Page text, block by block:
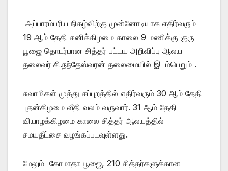
அப்பாரம்பரிய நிகழ்விற்கு முன்னோடியாக எதிர்வரும்
19 ஆம் தேதி சனிக்கிழமை காலை 9 மணிக்கு குரு
பூஜை தொடர்பான சித்தர் பட்டய அறிவிப்பு ஆலய
தலைவர் சி.நந்தேஸ்வரன் தலைமையில் இடம்பெறும் .
சுவாமிகள் முத்து சப்புறத்தில் எதிர்வரும் 30 ஆம் தேதி
புதன்கிழமை வீதி வலம் வருவார். 31 ஆம் தேதி
வியாழக்கிழமை காலை சித்தர் ஆலயத்தில்
சமயதீட்சை வழங்கப்படவுள்ளது.
மேலும் கோமாதா பூஜை, 210 சித்தர்களுக்கான